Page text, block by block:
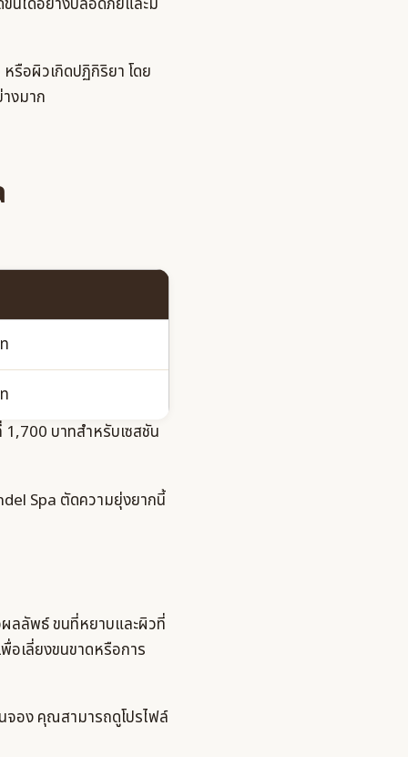
รือผิวเกิดปฏิกิริยา โดย
งมาก
บาทสำหรับเซสชัน
Spa ตัดความยุ่งยากนี้
ลลัพธ์ ขนที่หยาบและผิวที่
เลี่ยงขนขาดหรือการ
จอง คุณสามารถดูโปรไฟล์